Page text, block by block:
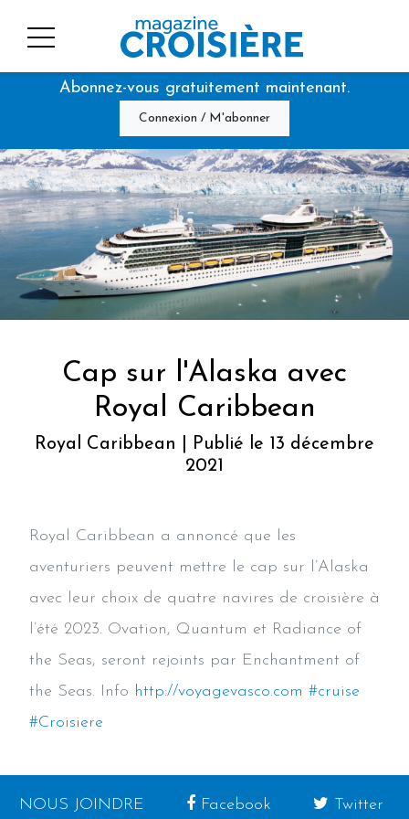
Abonnez-vous gratuitement maintenant.
Connexion / M'abonner
Cap sur l'Alaska avec
Royal Caribbean
Royal Caribbean | Publié le 13 décembre
2021
Royal Caribbean a annoncé que les
aventuriers peuvent mettre le cap sur l’Alaska
avec leur choix de quatre navires de croisière à
l’été 2023. Ovation, Quantum et Radiance of
the Seas, seront rejoints par Enchantment of
the Seas. Info http://voyagevasco.com #cruise
#Croisiere
NOUS JOINDRE Facebook Twitter